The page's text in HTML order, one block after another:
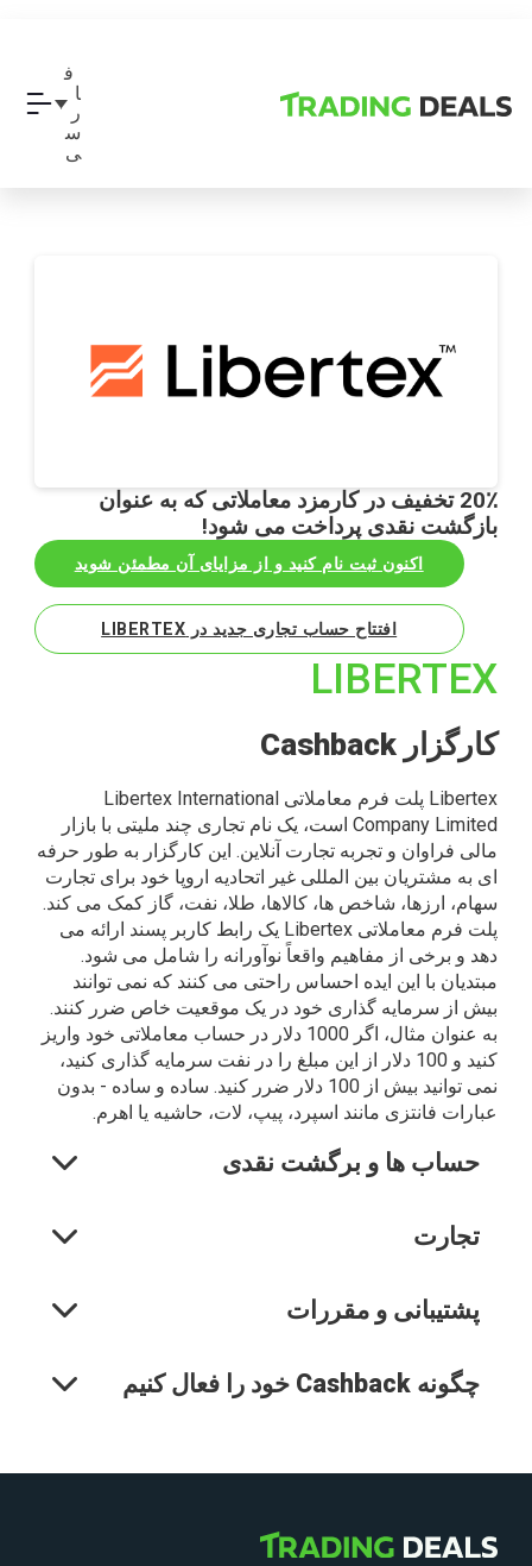
ف
ا
ر
س
ی
20٪ تخفیف در کارمزد معاملاتی که به عنوان
بازگشت نقدی پرداخت می شود!
اکنون ثبت نام کنید و از مزایای آن مطمئن شوید
افتتاح حساب تجاری جدید در LIBERTEX
LIBERTEX
کارگزار Cashback
Libertex پلت فرم معاملاتی Libertex International
Company Limited است، یک نام تجاری چند ملیتی با بازار
مالی فراوان و تجربه تجارت آنلاین. این کارگزار به طور حرفه
ای به مشتریان بین المللی غیر اتحادیه اروپا خود برای تجارت
سهام، ارزها، شاخص ها، کالاها، طلا، نفت، گاز کمک می کند.
پلت فرم معاملاتی Libertex یک رابط کاربر پسند ارائه می
دهد و برخی از مفاهیم واقعاً نوآورانه را شامل می شود.
مبتدیان با این ایده احساس راحتی می کنند که نمی توانند
بیش از سرمایه گذاری خود در یک موقعیت خاص ضرر کنند.
به عنوان مثال، اگر 1000 دلار در حساب معاملاتی خود واریز
کنید و 100 دلار از این مبلغ را در نفت سرمایه گذاری کنید،
نمی توانید بیش از 100 دلار ضرر کنید. ساده و ساده - بدون
عبارات فانتزی مانند اسپرد، پیپ، لات، حاشیه یا اهرم.
حساب ها و برگشت نقدی
تجارت
پشتیبانی و مقررات
چگونه Cashback خود را فعال کنیم